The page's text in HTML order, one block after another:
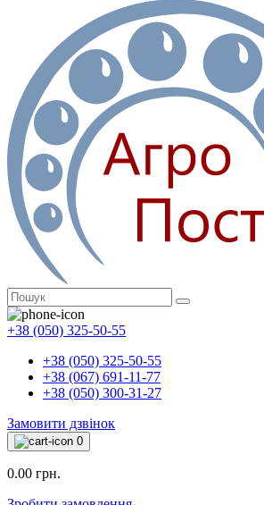
+38 (050) 325-50-55
+38 (050) 325-50-55
+38 (067) 691-11-77
+38 (050) 300-31-27
Замовити дзвінок
0
0.00 грн.